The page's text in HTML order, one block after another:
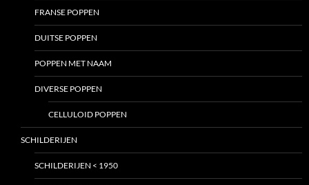
FRANSE POPPEN
DUITSE POPPEN
POPPEN MET NAAM
DIVERSE POPPEN
CELLULOID POPPEN
SCHILDERIJEN
SCHILDERIJEN < 1950